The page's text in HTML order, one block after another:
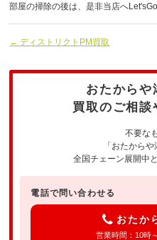
部屋の掃除の後は、是非当店へLet'sGo
← ディストリクトPM買取
おたからや
買取のご相談
不要な
「おたから
全国チェーン展開中
電話で問い合わせる
おたか
営業時間：10時